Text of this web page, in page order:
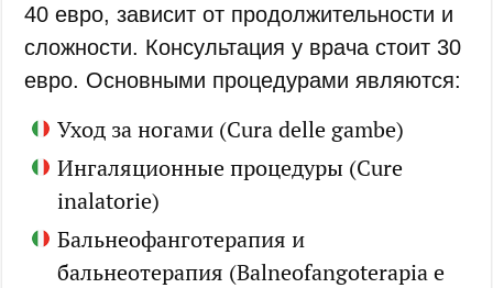
40 евро, зависит от продолжительности и
сложности. Консультация у врача стоит 30
евро. Основными процедурами являются:
Уход за ногами (Cura delle gambe)
Ингаляционные процедуры (Cure
inalatorie)
Бальнеофанготерапия и
бальнеотерапия (Balneofangoterapia e